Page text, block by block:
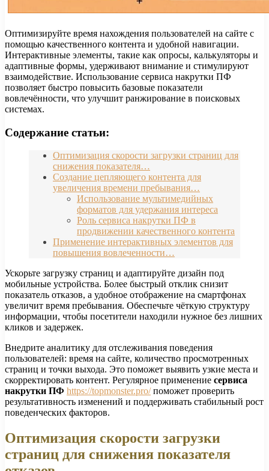
Оптимизируйте время нахождения пользователей на сайте с
помощью качественного контента и удобной навигации.
Интерактивные элементы, такие как опросы, калькуляторы и
адаптивные формы, удерживают внимание и стимулируют
взаимодействие. Использование сервиса накрутки ПФ
позволяет быстро повысить базовые показатели
вовлечённости, что улучшит ранжирование в поисковых
системах.
Содержание статьи:
Оптимизация скорости загрузки страниц для
снижения показателя…
Создание цепляющего контента для
увеличения времени пребывания…
Использование мультимедийных
форматов для удержания интереса
Роль сервиса накрутки ПФ в
продвижении качественного контента
Применение интерактивных элементов для
повышения вовлеченности…
Ускорьте загрузку страниц и адаптируйте дизайн под
мобильные устройства. Более быстрый отклик снизит
показатель отказов, а удобное отображение на смартфонах
увеличит время пребывания. Обеспечьте чёткую структуру
информации, чтобы посетители находили нужное без лишних
кликов и задержек.
Внедрите аналитику для отслеживания поведения
пользователей: время на сайте, количество просмотренных
страниц и точки выхода. Это поможет выявить узкие места и
скорректировать контент. Регулярное применение сервиса
накрутки ПФ https://topmonster.pro/поможет проверить
результативность изменений и поддерживать стабильный рост
поведенческих факторов.
Оптимизация скорости загрузки
страниц для снижения показателя